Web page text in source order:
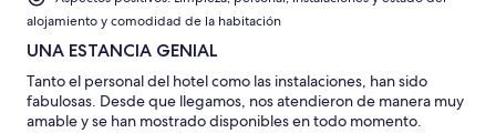
alojamiento y comodidad de la habitación
UNA ESTANCIA GENIAL
Tanto el personal del hotel como las instalaciones, han sido
fabulosas. Desde que llegamos, nos atendieron de manera muy
amable y se han mostrado disponibles en todo momento.